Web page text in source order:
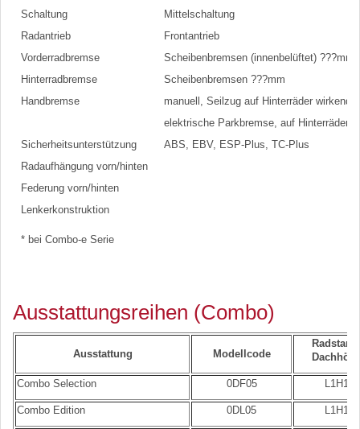
Schaltung
Mittelschaltung
Radantrieb
Frontantrieb
Vorderradbremse
Scheibenbremsen (innenbelüftet) ???mm
Hinterradbremse
Scheibenbremsen ???mm
Handbremse
manuell, Seilzug auf Hinterräder wirkend
elektrische Parkbremse, auf Hinterräder
Sicherheitsunterstützung
ABS, EBV, ESP-Plus, TC-Plus
Radaufhängung vorn/hinten
Federung vorn/hinten
Lenkerkonstruktion
* bei Combo-e Serie
Ausstattungsreihen (Combo)
Ausstattung Modellcode
Combo Selection 0DF05 L1H1
Combo Edition 0DL05 L1H1